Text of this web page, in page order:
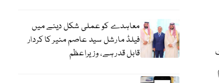
معاہدے کو عملی شکل دینے میں
فیلڈ مارشل سید عاصم منیر کا کردار
قابل قدر ہے، وزیراعظم